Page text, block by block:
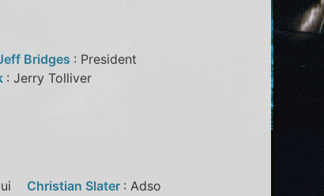
Bridges : President
: Jerry Tolliver
Christian Slater : Adso